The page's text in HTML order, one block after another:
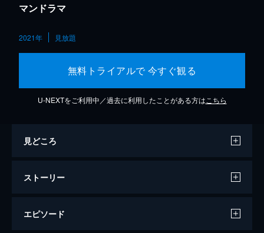
マンドラマ
2021年 見放題
無料トライアルで 今すぐ観る
U-NEXTをご利用中／過去に利用したことがある方は こちら
見どころ
ストーリー
エピソード